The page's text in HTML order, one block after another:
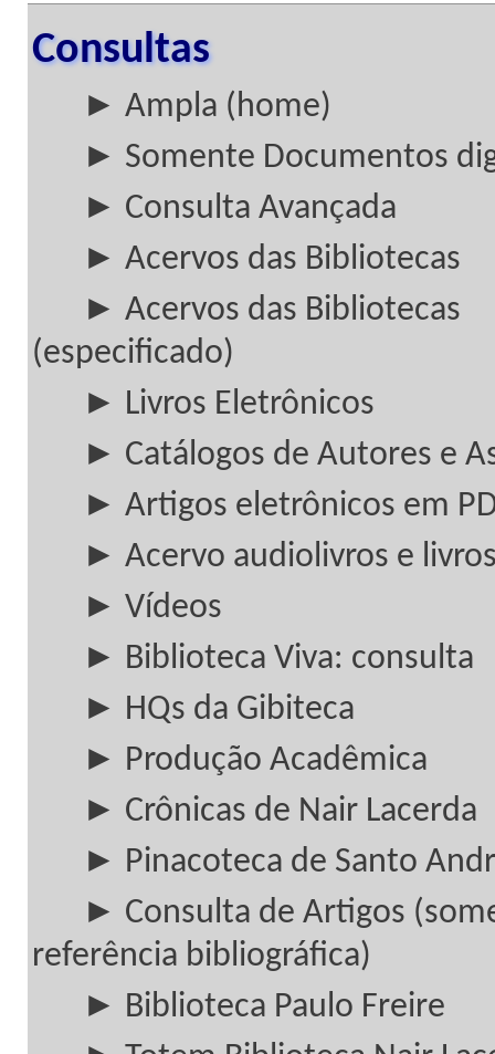
Consultas
► Ampla (home)
► Somente Documentos
► Consulta Avançada
► Acervos das Bibliotecas
► Acervos das Bibliotecas
(especificado)
► Livros Eletrônicos
► Catálogos de Autores e
► Artigos eletrônicos em
► Acervo audiolivros e
► Vídeos
► Biblioteca Viva: consulta
► HQs da Gibiteca
► Produção Acadêmica
► Crônicas de Nair Lacerda
► Pinacoteca de Santo
► Consulta de Artigos
referência bibliográfica)
► Biblioteca Paulo Freire